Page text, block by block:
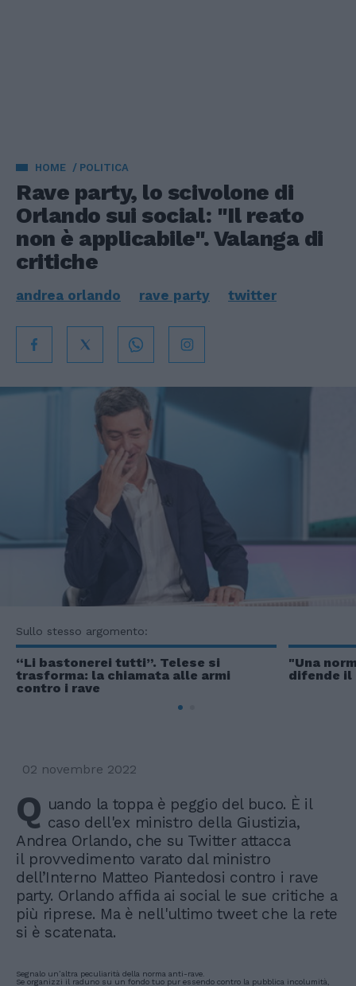
HOME POLITICA
Rave party, lo scivolone di
Orlando sui social: "Il reato
non è applicabile". Valanga di
critiche
andrea orlando rave party twitter
Sullo stesso argomento:
“Li bastonerei tutti”. Telese si
trasforma: la chiamata alle armi
contro i rave
"Una
difende il
02 novembre 2022
Q uando la toppa è peggio del buco. È il
caso dell'ex ministro della Giustizia,
Andrea Orlando, che su Twitter attacca
il provvedimento varato dal ministro
dell’Interno Matteo Piantedosi contro i rave
party. Orlando affida ai social le sue critiche a
più riprese. Ma è nell'ultimo tweet che la rete
si è scatenata.
Segnalo un’altra peculiarità della norma anti-rave.
Se organizzi il raduno su un fondo tuo pur essendo contro la pubblica incolumità,